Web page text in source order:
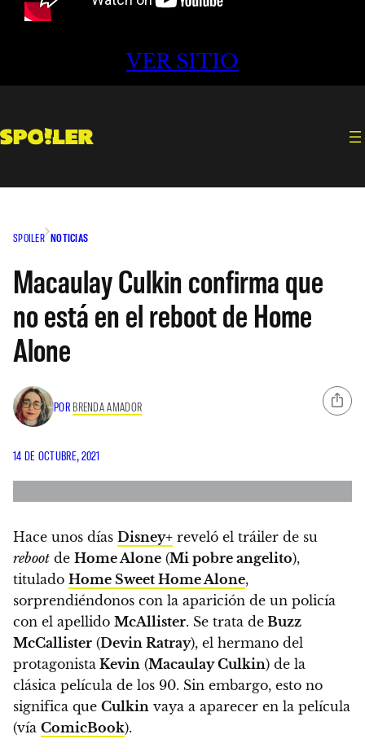
VER SITIO
SPOILER NOTICIAS
Macaulay Culkin confirma que
no está en el reboot de Home
Alone
POR BRENDA AMADOR
14 DE OCTUBRE, 2021
Hace unos días Disney+ reveló el tráiler de su
reboot de Home Alone (Mi pobre angelito),
titulado Home Sweet Home Alone,
sorprendiéndonos con la aparición de un policía
con el apellido McAllister. Se trata de Buzz
McCallister (Devin Ratray), el hermano del
protagonista Kevin (Macaulay Culkin) de la
clásica película de los 90. Sin embargo, esto no
significa que Culkin vaya a aparecer en la película
(vía ComicBook).